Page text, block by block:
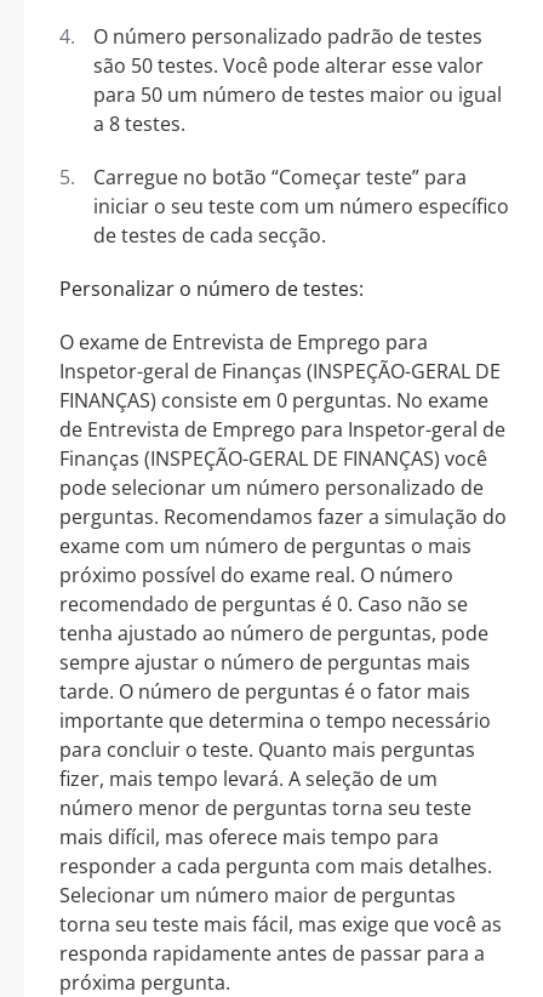
O número personalizado padrão de testes
são 50 testes. Você pode alterar esse valor
para 50 um número de testes maior ou igual
a 8 testes.
Carregue no botão “Começar teste” para
iniciar o seu teste com um número específico
de testes de cada secção.
Personalizar o número de testes:
O exame de Entrevista de Emprego para
Inspetor-geral de Finanças (INSPEÇÃO-GERAL DE
FINANÇAS) consiste em 0 perguntas. No exame
de Entrevista de Emprego para Inspetor-geral de
Finanças (INSPEÇÃO-GERAL DE FINANÇAS) você
pode selecionar um número personalizado de
perguntas. Recomendamos fazer a simulação do
exame com um número de perguntas o mais
próximo possível do exame real. O número
recomendado de perguntas é 0. Caso não se
tenha ajustado ao número de perguntas, pode
sempre ajustar o número de perguntas mais
tarde. O número de perguntas é o fator mais
importante que determina o tempo necessário
para concluir o teste. Quanto mais perguntas
fizer, mais tempo levará. A seleção de um
número menor de perguntas torna seu teste
mais difícil, mas oferece mais tempo para
responder a cada pergunta com mais detalhes.
Selecionar um número maior de perguntas
torna seu teste mais fácil, mas exige que você as
responda rapidamente antes de passar para a
próxima pergunta.